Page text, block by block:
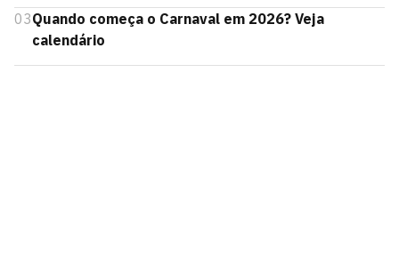
03Quando começa o Carnaval em 2026? Veja
calendário